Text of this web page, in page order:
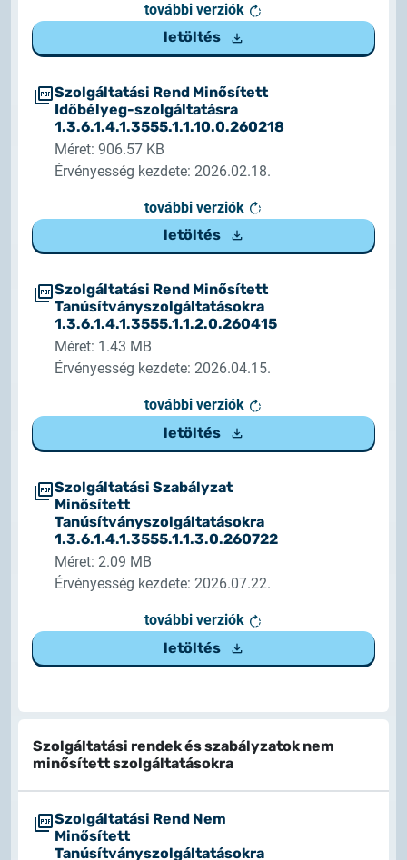
további verziók
letöltés
Szolgáltatási Rend Minősített
Időbélyeg-szolgáltatásra
1.3.6.1.4.1.3555.1.1.10.0.260218
Méret: 906.57 KB
Érvényesség kezdete: 2026.02.18.
további verziók
letöltés
Szolgáltatási Rend Minősített
Tanúsítványszolgáltatásokra
1.3.6.1.4.1.3555.1.1.2.0.260415
Méret: 1.43 MB
Érvényesség kezdete: 2026.04.15.
további verziók
letöltés
Szolgáltatási Szabályzat
Minősített
Tanúsítványszolgáltatásokra
1.3.6.1.4.1.3555.1.1.3.0.260722
Méret: 2.09 MB
Érvényesség kezdete: 2026.07.22.
további verziók
letöltés
Szolgáltatási rendek és szabályzatok nem
minősített szolgáltatásokra
Szolgáltatási Rend Nem
Minősített
Tanúsítványszolgáltatásokra